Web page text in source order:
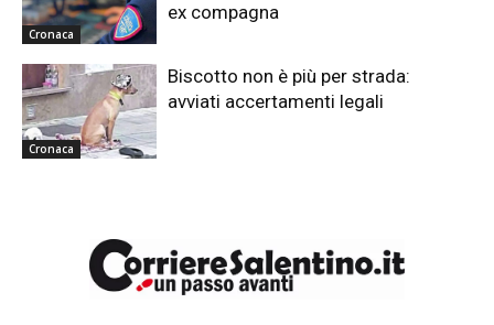
Cronaca
ex compagna
Cronaca
Biscotto non è più per strada:
avviati accertamenti legali